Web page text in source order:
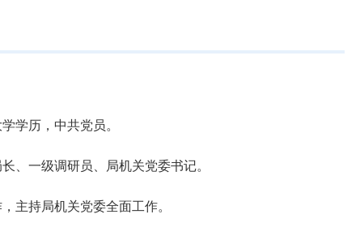
学历，中共党员。
、一级调研员、局机关党委书记。
主持局机关党委全面工作。